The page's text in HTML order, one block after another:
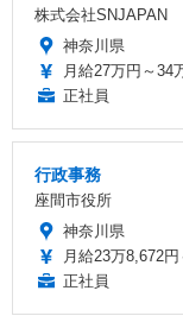
株式会社SNJAPAN
神奈川県
月給27万円～34
正社員
行政事務
座間市役所
神奈川県
月給23万8,672円
正社員